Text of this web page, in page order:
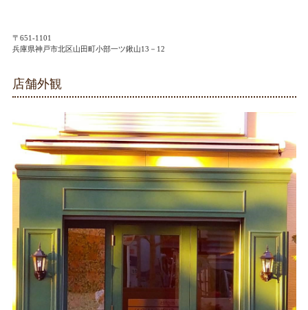
〒651-1101
兵庫県神戸市北区山田町小部一ツ鍬山13－12
店舗外観